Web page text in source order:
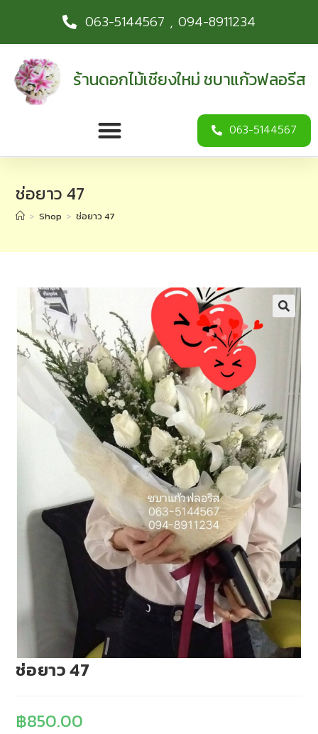
063-5144567 , 094-8911234
ร้านดอกไม้เชียงใหม่ ชบาแก้วฟลอรีส
063-5144567
ช่อยาว 47
> Shop > ช่อยาว 47
ช่อยาว 47
฿850.00